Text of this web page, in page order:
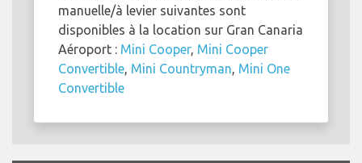
manuelle/à levier suivantes sont
disponibles à la location sur Gran Canaria
Aéroport : Mini Cooper, Mini Cooper
Convertible Mini Countryman Mini One
Convertible